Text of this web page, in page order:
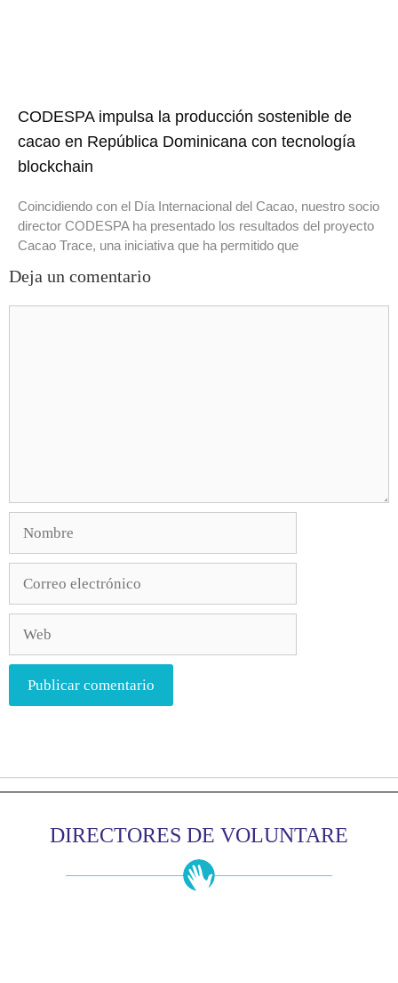
CODESPA impulsa la producción sostenible de
cacao en República Dominicana con tecnología
blockchain
Coincidiendo con el Día Internacional del Cacao, nuestro socio
director CODESPA ha presentado los resultados del proyecto
Cacao Trace, una iniciativa que ha permitido que
Deja un comentario
DIRECTORES DE VOLUNTARE